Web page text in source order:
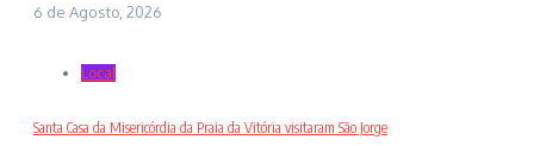
6 de Agosto, 2026
Local
Santa Casa da Misericórdia da Praia da Vitória visitaram São Jorge